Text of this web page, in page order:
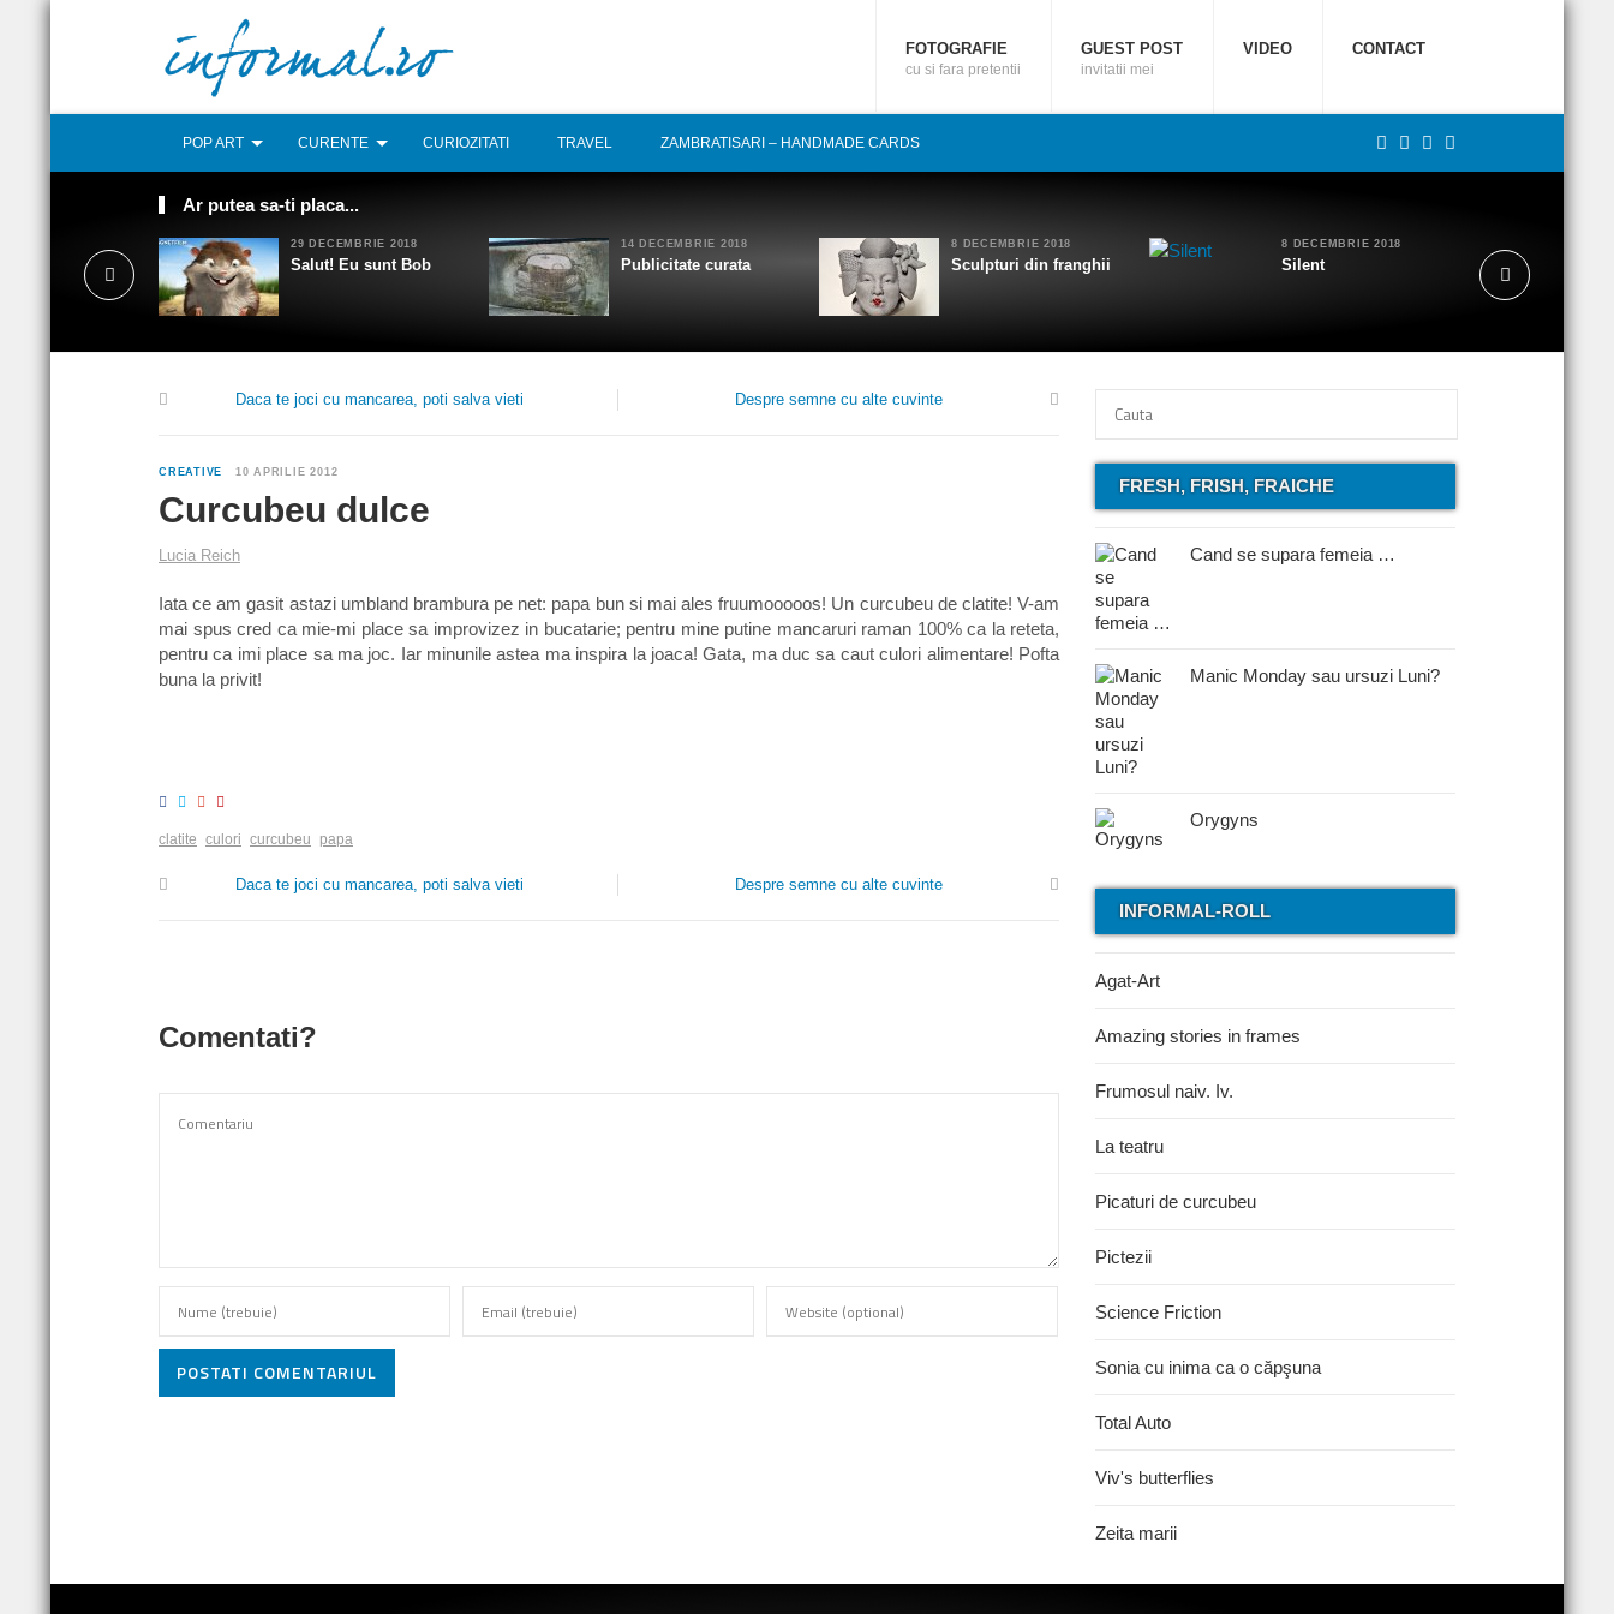
FOTOGRAFIE
cu si fara pretentii
GUEST POST
invitatii mei
VIDEO CONTACT
POP ART CURENTE CURIOZITATI TRAVEL ZAMBRATISARI – HANDMADE CARDS
Ar putea sa-ti placa...
29 DECEMBRIE 2018
Salut! Eu sunt Bob
14 DECEMBRIE 2018
Publicitate curata
8 DECEMBRIE 2018
Sculpturi din franghii
8 DECEMBRIE 2018
Silent
Daca te joci cu mancarea, poti salva vieti Despre semne cu alte cuvinte
CREATIVE 10 APRILIE 2012
Curcubeu dulce
Lucia Reich
Iata ce am gasit astazi umbland brambura pe net: papa bun si mai ales fruumooooos! Un curcubeu de clatite! V-am
mai spus cred ca mie-mi place sa improvizez in bucatarie; pentru mine putine mancaruri raman 100% ca la reteta,
pentru ca imi place sa ma joc. Iar minunile astea ma inspira la joaca! Gata, ma duc sa caut culori alimentare! Pofta
buna la privit!
clatite culori curcubeu papa
Daca te joci cu mancarea, poti salva vieti Despre semne cu alte cuvinte
Comentati?
POSTATI COMENTARIUL
FRESH, FRISH, FRAICHE
Cand se supara femeia …
Manic Monday sau ursuzi Luni?
Orygyns
INFORMAL-ROLL
Agat-Art
Amazing stories in frames
Frumosul naiv. Iv.
La teatru
Picaturi de curcubeu
Pictezii
Science Friction
Sonia cu inima ca o căpşuna
Total Auto
Viv's butterflies
Zeita marii